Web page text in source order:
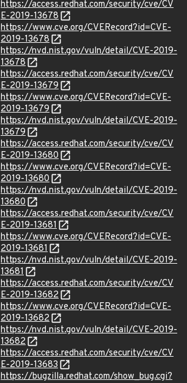
https://access.redhat.com/security/cve/CV
E-2019-13678
https://www.cve.org/CVERecord?id=CVE-
2019-13678
https://nvd.nist.gov/vuln/detail/CVE-2019-
13678
https://access.redhat.com/security/cve/CV
E-2019-13679
https://www.cve.org/CVERecord?id=CVE-
2019-13679
https://nvd.nist.gov/vuln/detail/CVE-2019-
13679
https://access.redhat.com/security/cve/CV
E-2019-13680
https://www.cve.org/CVERecord?id=CVE-
2019-13680
https://nvd.nist.gov/vuln/detail/CVE-2019-
13680
https://access.redhat.com/security/cve/CV
E-2019-13681
https://www.cve.org/CVERecord?id=CVE-
2019-13681
https://nvd.nist.gov/vuln/detail/CVE-2019-
13681
https://access.redhat.com/security/cve/CV
E-2019-13682
https://www.cve.org/CVERecord?id=CVE-
2019-13682
https://nvd.nist.gov/vuln/detail/CVE-2019-
13682
https://access.redhat.com/security/cve/CV
E-2019-13683
https://bugzilla.redhat.com/show_bug.cgi?